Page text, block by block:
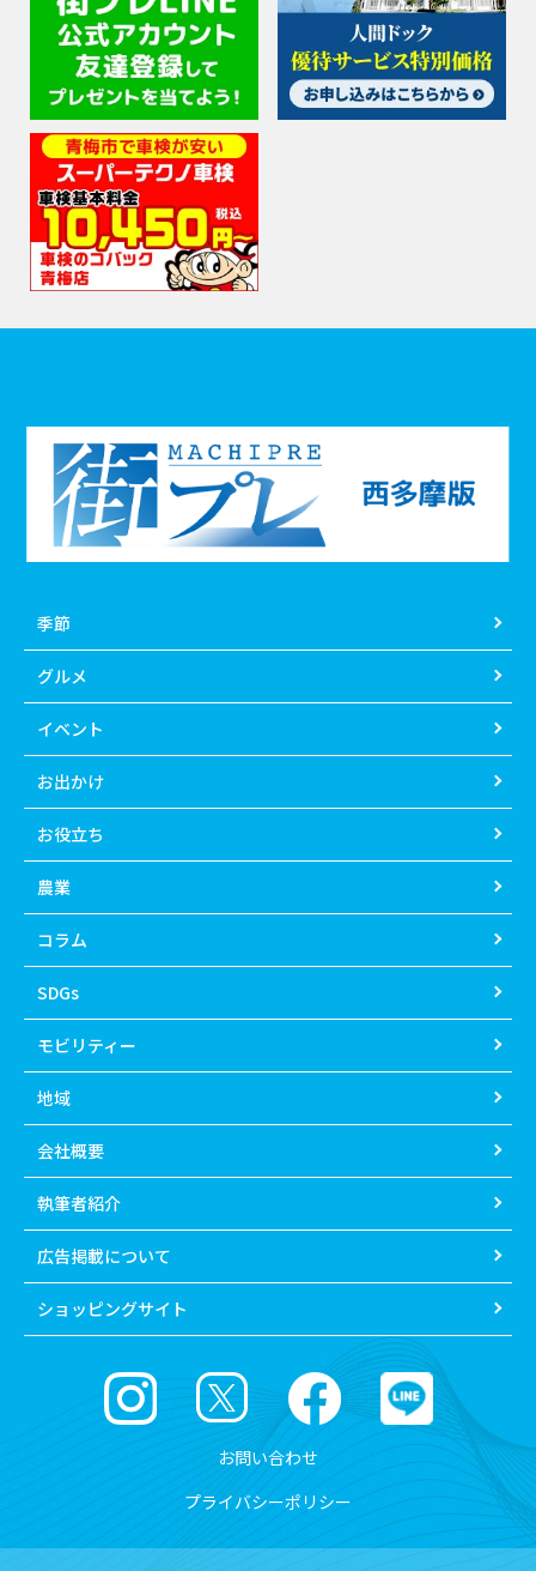
季節
グルメ
イベント
お出かけ
お役立ち
農業
コラム
SDGs
モビリティー
地域
会社概要
執筆者紹介
広告掲載について
ショッピングサイト
お問い合わせ
プライバシーポリシー